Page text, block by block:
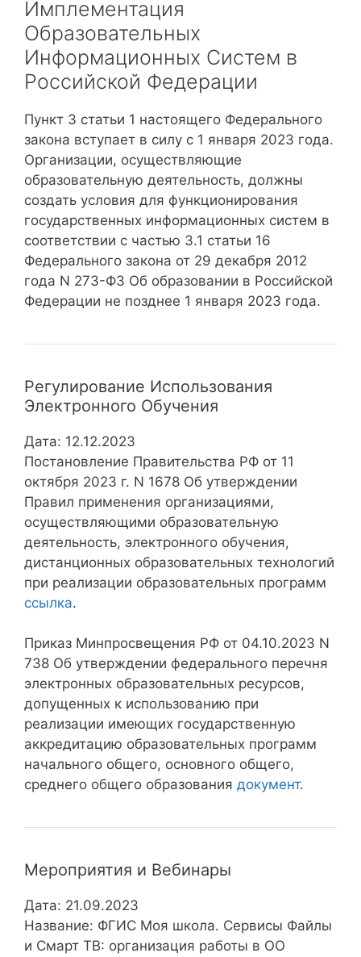
Имплементация
Образовательных
Информационных Систем в
Российской Федерации
Пункт 3 статьи 1 настоящего Федерального
закона вступает в силу с 1 января 2023 года.
Организации, осуществляющие
образовательную деятельность, должны
создать условия для функционирования
государственных информационных систем в
соответствии с частью 3.1 статьи 16
Федерального закона от 29 декабря 2012
года N 273-ФЗ Об образовании в Российской
Федерации не позднее 1 января 2023 года.
Регулирование Использования
Электронного Обучения
Дата: 12.12.2023
Постановление Правительства РФ от 11
октября 2023 г. N 1678 Об утверждении
Правил применения организациями,
осуществляющими образовательную
деятельность, электронного обучения,
дистанционных образовательных технологий
при реализации образовательных программ
ссылка.
Приказ Минпросвещения РФ от 04.10.2023 N
738 Об утверждении федерального перечня
электронных образовательных ресурсов,
допущенных к использованию при
реализации имеющих государственную
аккредитацию образовательных программ
начального общего, основного общего,
среднего общего образования документ.
Мероприятия и Вебинары
Дата: 21.09.2023
Название: ФГИС Моя школа. Сервисы Файлы
и Смарт ТВ: организация работы в ОО